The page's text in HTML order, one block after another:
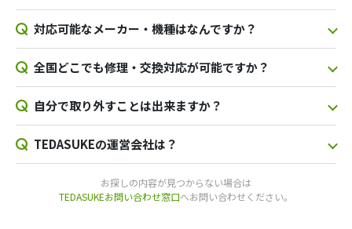
対応可能なメーカー・機種はなんですか？
全国どこでも修理・交換対応が可能ですか？
自分で取り外すことは出来ますか？
TEDASUKEの運営会社は？
お探しの内容が見つからない場合は
TEDASUKEお問い合わせ窓口へお問い合わせください。